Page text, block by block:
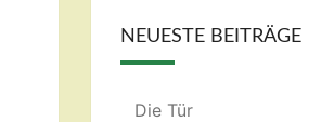
NEUESTE BEITRÄGE
Die Tür